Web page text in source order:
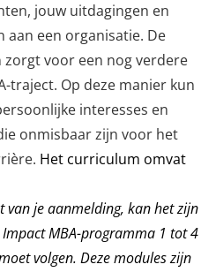
jouw uitdagingen en
een organisatie. De
zorgt voor een nog verdere
traject. Op deze manier kun
interesses en
onmisbaar zijn voor het
Het curriculum omvat
van je aanmelding, kan het zijn
MBA-programma 1 tot 4
volgen. Deze modules zijn